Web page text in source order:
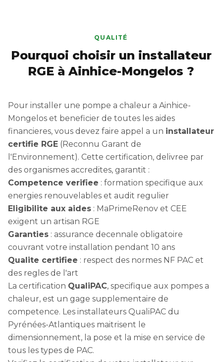
QUALITÉ
Pourquoi choisir un installateur
RGE à Ainhice-Mongelos ?
Pour installer une pompe a chaleur a Ainhice-
Mongelos et beneficier de toutes les aides
financieres, vous devez faire appel a un installateur
certifie RGE (Reconnu Garant de
l'Environnement). Cette certification, delivree par
des organismes accredites, garantit :
Competence verifiee : formation specifique aux
energies renouvelables et audit regulier
Eligibilite aux aides : MaPrimeRenov et CEE
exigent un artisan RGE
Garanties : assurance decennale obligatoire
couvrant votre installation pendant 10 ans
Qualite certifiee : respect des normes NF PAC et
des regles de l'art
La certification QualiPAC, specifique aux pompes a
chaleur, est un gage supplementaire de
competence. Les installateurs QualiPAC du
Pyrénées-Atlantiques maitrisent le
dimensionnement, la pose et la mise en service de
tous les types de PAC.